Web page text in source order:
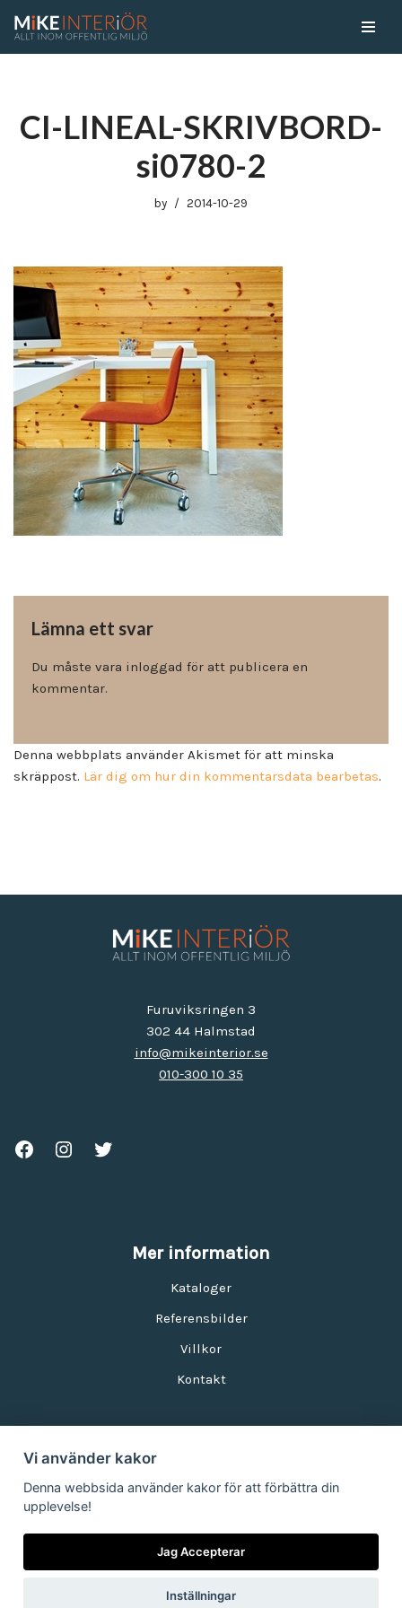
CI-LINEAL-SKRIVBORD-
si0780-2
by 2014-10-29
Lämna ett svar
Du måste vara inloggad för att publicera en
kommentar.
Denna webbplats använder Akismet för att minska
skräppost. Lär dig om hur din kommentarsdata bearbetas.
Furuviksringen 3
302 44 Halmstad
info@mikeinterior.se
010-300 10 35
Mer information
Kataloger
Referensbilder
Villkor
Kontakt
Vi använder kakor
Denna webbsida använder kakor för att förbättra din
upplevelse!
Jag Accepterar
Inställningar